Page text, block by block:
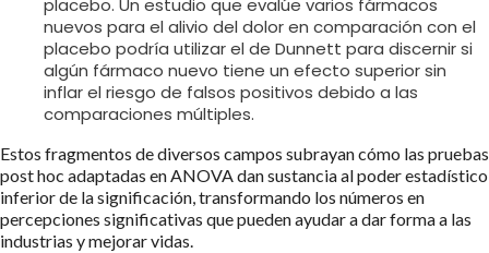
placebo. Un estudio que evalúe varios fármacos
nuevos para el alivio del dolor en comparación con el
placebo podría utilizar el de Dunnett para discernir si
algún fármaco nuevo tiene un efecto superior sin
inflar el riesgo de falsos positivos debido a las
comparaciones múltiples.
Estos fragmentos de diversos campos subrayan cómo las pruebas
post hoc adaptadas en ANOVA dan sustancia al poder estadístico
inferior de la significación, transformando los números en
percepciones significativas que pueden ayudar a dar forma a las
industrias y mejorar vidas.